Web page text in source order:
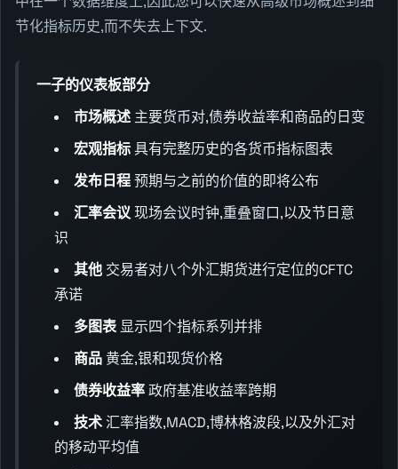
节化指标历史,而不失去上下文.
一子的仪表板部分
市场概述 主要货币对,债券收益率和商品的日变
宏观指标具有完整历史的各货币指标图表
发布日程预期与之前的价值的即将公布
汇率会议现场会议时钟,重叠窗口,以及节日意
识
其他 交易者对八个外汇期货进行定位的CFTC
承诺
多图表显示四个指标系列并排
商品黄金,银和现货价格
债券收益率政府基准收益率跨期
技术 汇率指数,MACD,博林格波段,以及外汇对
的移动平均值